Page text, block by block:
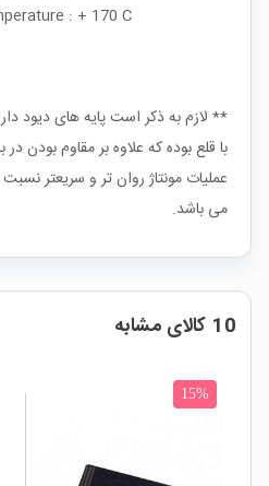
: + 170 C
** لازم به ذکر است پایه های دیود
با قلع بوده که علاوه بر مقاوم بودن
عملیات مونتاژ روان تر و سریعتر
می باشد.
10 کالای مشابه
15%